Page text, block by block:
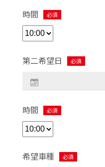
時間 必須
第二希望日 必須
時間 必須
希望車種 必須